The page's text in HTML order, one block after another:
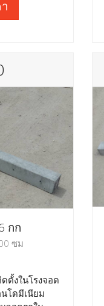
กก
ซม
ตั้งในโรงจอด
โดมีเนียม